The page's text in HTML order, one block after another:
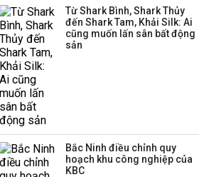
Công ty 100 tỷ của
Huấn Hoa Hồng bỗng
dưng ‘biến mất’, một
Từ Shark Bình, Shark Thủy
đến Shark Tam, Khải Silk: Ai
cũng muốn lấn sân bất động
sản
Bắc Ninh điều chỉnh quy
hoạch khu công nghiệp của
KBC